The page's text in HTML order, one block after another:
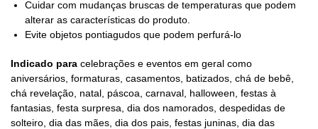
Cuidar com mudanças bruscas de temperaturas que podem
alterar as características do produto.
Evite objetos pontiagudos que podem perfurá-lo
Indicado para celebrações e eventos em geral como
aniversários, formaturas, casamentos, batizados, chá de bebê,
chá revelação, natal, páscoa, carnaval, halloween, festas à
fantasias, festa surpresa, dia dos namorados, despedidas de
solteiro, dia das mães, dia dos pais, festas juninas, dia das